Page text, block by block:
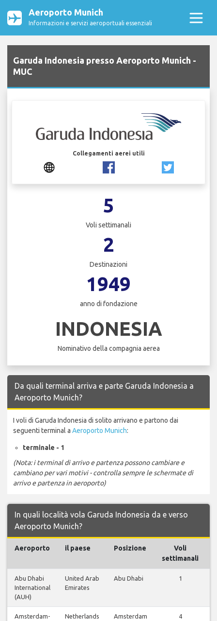
Aeroporto Munich
Informazioni e servizi aeroportuali essenziali
Garuda Indonesia presso Aeroporto Munich -
MUC
Collegamenti aerei utili
5
Voli settimanali
2
Destinazioni
1949
anno di fondazione
INDONESIA
Nominativo della compagnia aerea
Da quali terminal arriva e parte Garuda Indonesia a
Aeroporto Munich?
I voli di Garuda Indonesia di solito arrivano e partono dai
seguenti terminal a Aeroporto Munich:
terminale - 1
(Nota: i terminal di arrivo e partenza possono cambiare e
cambiano per vari motivi - controlla sempre le schermate di
arrivo e partenza in aeroporto)
In quali località vola Garuda Indonesia da e verso
Aeroporto Munich?
Aeroporto il paese Posizione
Voli
settimanali
Abu Dhabi
International
(AUH)
United Arab
Emirates
Abu Dhabi 1
Amsterdam-
Netherlands
Amsterdam
4